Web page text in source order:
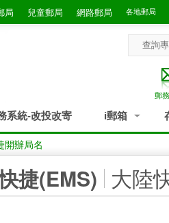
局 兒童郵局 網路郵局 各地郵局
查詢
郵
系統-改投改寄 i郵箱
開辦局名
捷(EMS) 大陸